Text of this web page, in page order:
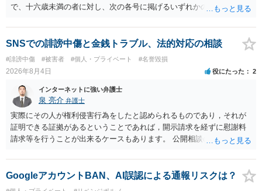
で、十六歳未満の者に対し、次の各号に掲げるいずれかの行為をした
が生まれた日より五年以上前の日に生まれた者に限る。）は、一年以
下の拘禁刑又は五十万円以下の罰金に処する。 一 威迫し、偽計を用
い又は誘惑して面会を要求すること。 二 拒まれたにもかかわらず、
反復して面会を要求すること。 三 金銭その他の利益を供与し、又は
その申込み若しくは約束をして面会を要求すること。 2前項の罪を犯
し、よってわいせつの目的で当該十六歳未満の者と面会をした者は、
二年以下の拘禁刑又は百万円以下の罰金に処する。
SNSでの誹謗中傷と金銭トラブル、法的対応の相談
#誹謗中傷 #被害者 #個人・プライベート #名誉毀損
2026年8月4日 役にたった 2
インターネットに強い弁護士
泉 亮介 弁護士
実際にその人が権利侵害行為をしたと認められるものであり，それが
証明できる証拠があるということであれば，開示請求を経ずに慰謝料
請求等を行うことが出来るケースもあります。 公開相談の場では回答
に個別に相談されると良いでしょう。
GoogleアカウントBAN、AI誤認による通報リスクは？